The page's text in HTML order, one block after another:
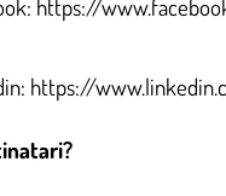
https://
https://